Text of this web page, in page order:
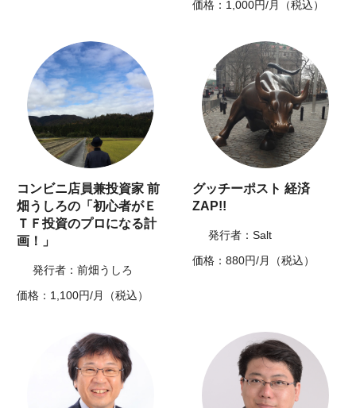
価格：1,000円/月（税込）
コンビニ店員兼投資家 前
畑うしろの「初心者がＥ
ＴＦ投資のプロになる計
画！」
発行者：前畑うしろ
価格：1,100円/月（税込）
グッチーポスト 経済
ZAP!!
発行者：Salt
価格：880円/月（税込）